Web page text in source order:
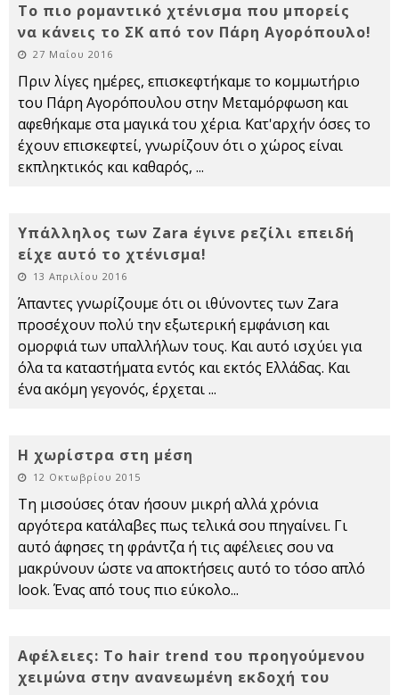
Το πιο ρομαντικό χτένισμα που μπορείς
να κάνεις το ΣΚ από τον Πάρη Αγορόπουλο!
27 Μαΐου 2016
Πριν λίγες ημέρες, επισκεφτήκαμε το κομμωτήριο
του Πάρη Αγορόπουλου στην Μεταμόρφωση και
αφεθήκαμε στα μαγικά του χέρια. Κατ'αρχήν όσες το
έχουν επισκεφτεί, γνωρίζουν ότι ο χώρος είναι
εκπληκτικός και καθαρός, ...
Υπάλληλος των Zara έγινε ρεζίλι επειδή
είχε αυτό το χτένισμα!
13 Απριλίου 2016
Άπαντες γνωρίζουμε ότι οι ιθύνοντες των Zara
προσέχουν πολύ την εξωτερική εμφάνιση και
ομορφιά των υπαλλήλων τους. Και αυτό ισχύει για
όλα τα καταστήματα εντός και εκτός Ελλάδας. Και
ένα ακόμη γεγονός, έρχεται...
Η χωρίστρα στη μέση
12 Οκτωβρίου 2015
Τη μισούσες όταν ήσουν μικρή αλλά χρόνια
αργότερα κατάλαβες πως τελικά σου πηγαίνει. Γι
αυτό άφησες τη φράντζα ή τις αφέλειες σου να
μακρύνουν ώστε να αποκτήσεις αυτό το τόσο απλό
look. Ένας από τους πιο εύκολο...
Αφέλειες: Το hair trend του προηγούμενου
χειμώνα στην ανανεωμένη εκδοχή του